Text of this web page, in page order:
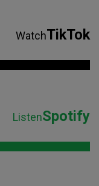
WatchTikTok
ListenSpotify